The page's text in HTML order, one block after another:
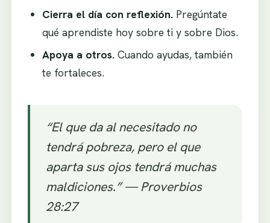
Cierra el día con reflexión. Pregúntate
qué aprendiste hoy sobre ti y sobre Dios.
Apoya a otros. Cuando ayudas, también
te fortaleces.
“El que da al necesitado no
tendrá pobreza, pero el que
aparta sus ojos tendrá muchas
maldiciones.” —Proverbios
28:27